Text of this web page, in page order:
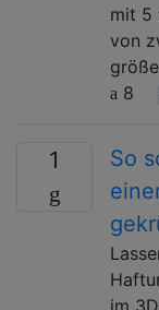
mit 5
von
8
1
So
im